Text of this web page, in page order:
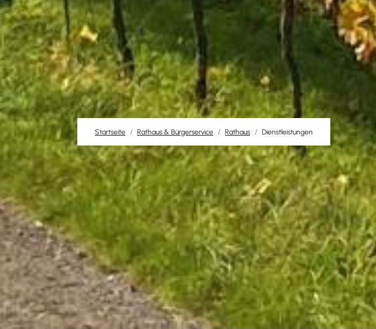
Startseite Rathaus & Bürgerservice Rathaus Dienstleistungen